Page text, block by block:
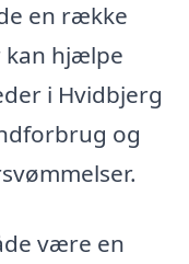
en række
kan hjælpe
i Hvidbjerg
og
være en